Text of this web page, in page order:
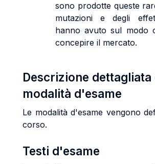
sono prodotte queste
mutazioni e degli
hanno avuto sul modo
concepire il mercato.
Descrizione dettagliata
modalità d'esame
Le modalità d'esame vengono
corso.
Testi d'esame